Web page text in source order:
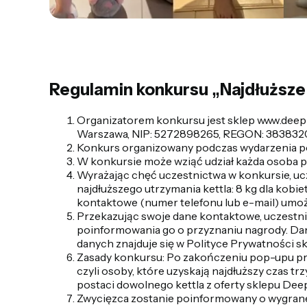
Regulamin konkursu
Organizatorem konkursu jest sklep
Warszawa, NIP: 5272898265, REGON:
Konkurs organizowany podczas wydarzenia
W konkursie może wziąć udział każda
Wyrażając chęć uczestnictwa w konkursie,
najdłuższego utrzymania kettla: 8 kg dla
kontaktowe (numer telefonu lub e-mail)
Przekazując swoje dane kontaktowe,
poinformowania go o przyznaniu nagrody.
danych znajduje się w Polityce Prywatności
Zasady konkursu: Po zakończeniu pop-upu
czyli osoby, które uzyskają najdłuższy czas
postaci dowolnego kettla z oferty sklepu
Zwycięzca zostanie poinformowany o